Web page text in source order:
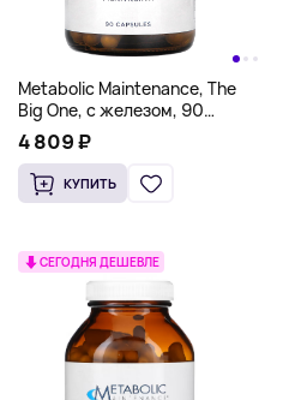
Metabolic Maintenance, The
Big One, с железом, 90
капсул
4 809 ₽
КУПИТЬ
СЕГОДНЯ ДЕШЕВЛЕ